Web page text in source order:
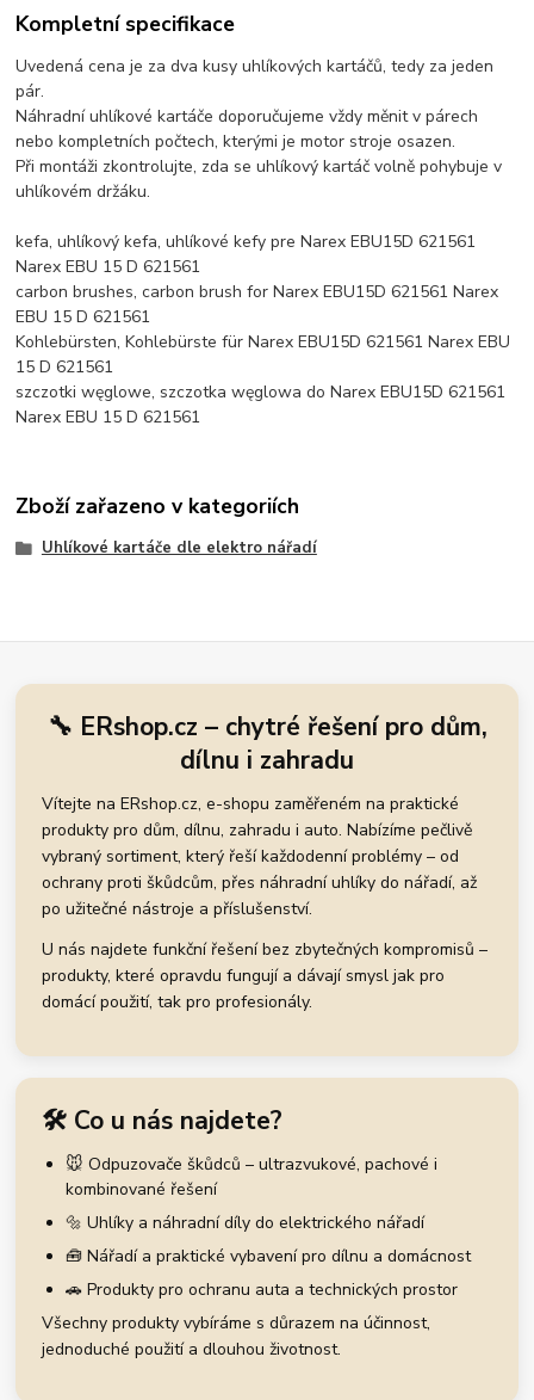
Kompletní specifikace
Uvedená cena je za dva kusy uhlíkových kartáčů, tedy za jeden
pár.
Náhradní uhlíkové kartáče doporučujeme vždy měnit v párech
nebo kompletních počtech, kterými je motor stroje osazen.
Při montáži zkontrolujte, zda se uhlíkový kartáč volně pohybuje v
uhlíkovém držáku.
kefa, uhlíkový kefa, uhlíkové kefy pre Narex EBU15D 621561
Narex EBU 15 D 621561
carbon brushes, carbon brush for Narex EBU15D 621561 Narex
EBU 15 D 621561
Kohlebürsten, Kohlebürste für Narex EBU15D 621561 Narex EBU
15 D 621561
szczotki węglowe, szczotka węglowa do Narex EBU15D 621561
Narex EBU 15 D 621561
Zboží zařazeno v kategoriích
Uhlíkové kartáče dle elektro nářadí
🔧 ERshop.cz – chytré řešení pro dům,
dílnu i zahradu
Vítejte na ERshop.cz, e-shopu zaměřeném na praktické
produkty pro dům, dílnu, zahradu i auto. Nabízíme pečlivě
vybraný sortiment, který řeší každodenní problémy – od
ochrany proti škůdcům, přes náhradní uhlíky do nářadí, až
po užitečné nástroje a příslušenství.
U nás najdete funkční řešení bez zbytečných kompromisů –
produkty, které opravdu fungují a dávají smysl jak pro
domácí použití, tak pro profesionály.
🛠️ Co u nás najdete?
🐭 Odpuzovače škůdců – ultrazvukové, pachové i
kombinované řešení
🔩 Uhlíky a náhradní díly do elektrického nářadí
🧰 Nářadí a praktické vybavení pro dílnu a domácnost
🚗 Produkty pro ochranu auta a technických prostor
Všechny produkty vybíráme s důrazem na účinnost,
jednoduché použití a dlouhou životnost.